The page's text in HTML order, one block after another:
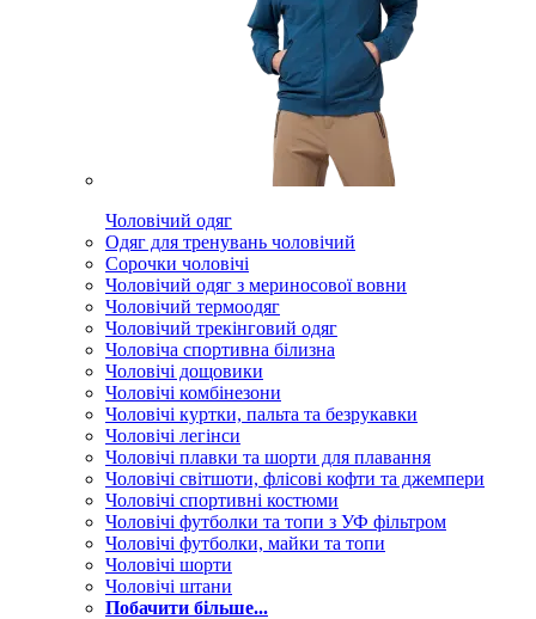
Чоловічий одяг
Одяг для тренувань чоловічий
Сорочки чоловічі
Чоловічий одяг з мериносової вовни
Чоловічий термоодяг
Чоловічий трекінговий одяг
Чоловіча спортивна білизна
Чоловічі дощовики
Чоловічі комбінезони
Чоловічі куртки, пальта та безрукавки
Чоловічі легінси
Чоловічі плавки та шорти для плавання
Чоловічі світшоти, флісові кофти та джемпери
Чоловічі спортивні костюми
Чоловічі футболки та топи з УФ фільтром
Чоловічі футболки, майки та топи
Чоловічі шорти
Чоловічі штани
Побачити більше...